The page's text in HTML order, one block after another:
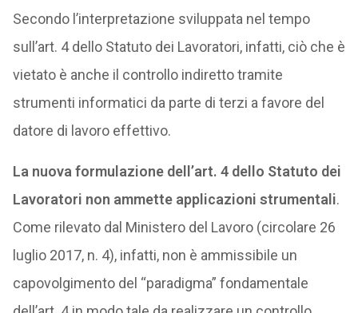
Secondo l’interpretazione sviluppata nel tempo
sull’art. 4 dello Statuto dei Lavoratori, infatti, ciò che è
vietato è anche il controllo indiretto tramite
strumenti informatici da parte di terzi a favore del
datore di lavoro effettivo.
La nuova formulazione dell’art. 4 dello Statuto dei
Lavoratori non ammette applicazioni strumentali.
Come rilevato dal Ministero del Lavoro (circolare 26
luglio 2017, n. 4), infatti, non è ammissibile un
capovolgimento del “paradigma” fondamentale